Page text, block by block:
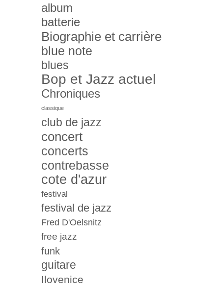
album
batterie
Biographie et carrière
blue note
blues
Bop et Jazz actuel
Chroniques
classique
club de jazz
concert
concerts
contrebasse
cote d'azur
festival
festival de jazz
Fred D'Oelsnitz
free jazz
funk
guitare
Ilovenice